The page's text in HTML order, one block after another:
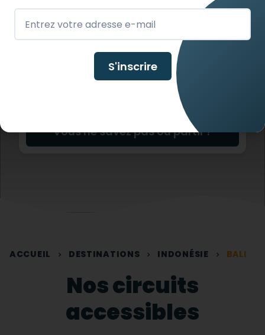
Vos vacances adaptées à votre
handicap à Bali avec mobee travel !
Vous ne savez pas où partir ?
ACCUEIL DESTINATIONS INDONÉSIE BALI
Nos circuits
accessibles
S'inscrire